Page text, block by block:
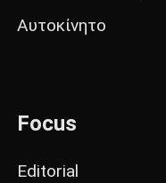
Αυτοκίνητο
Focus
Editorial